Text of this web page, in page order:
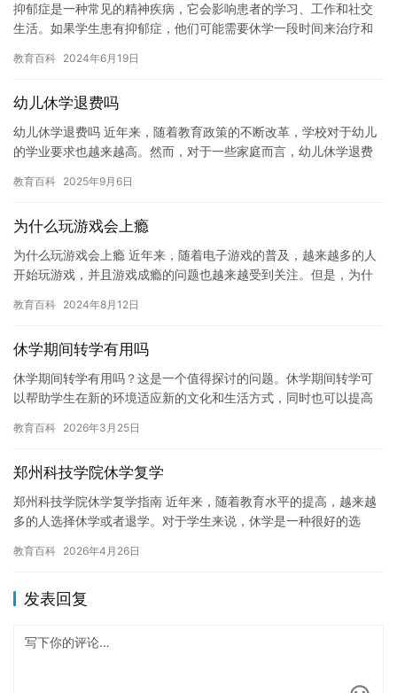
抑郁症是一种常见的精神疾病，它会影响患者的学习、工作和社交
生活。如果学生患有抑郁症，他们可能需要休学一段时间来治疗和
才能开…
教育百科 2024年6月19日
幼儿休学退费吗
幼儿休学退费吗 近年来，随着教育政策的不断改革，学校对于幼儿
的学业要求也越来越高。然而，对于一些家庭而言，幼儿休学退费
绍。 …
教育百科 2025年9月6日
为什么玩游戏会上瘾
为什么玩游戏会上瘾 近年来，随着电子游戏的普及，越来越多的人
开始玩游戏，并且游戏成瘾的问题也越来越受到关注。但是，为什
身、…
教育百科 2024年8月12日
休学期间转学有用吗
休学期间转学有用吗？这是一个值得探讨的问题。休学期间转学可
以帮助学生在新的环境适应新的文化和生活方式，同时也可以提高
文中，…
教育百科 2026年3月25日
郑州科技学院休学复学
郑州科技学院休学复学指南 近年来，随着教育水平的提高，越来越
多的人选择休学或者退学。对于学生来说，休学是一种很好的选
中去。…
教育百科 2026年4月26日
发表回复